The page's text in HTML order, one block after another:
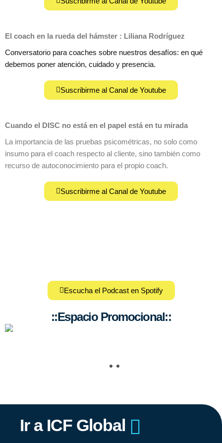
El coach en la rueda del hámster : Liliana Rodríguez
Conversatorio para coaches sobre nuestros desafíos: en qué
debemos poner atención, cuidado y presencia.
Suscribirme al Canal de Youtube
Cuando el DISC no está en el papel está en tu mirada
La importancia de las pruebas psicométricas, no solo como
insumo para el coach respecto al cliente, sino también como
recurso de autoconocimiento para el propio coach.
Suscribirme al Canal de Youtube
Escucha el Podcast en Spotify
::Espacio Promocional::
Ir a ICF Global